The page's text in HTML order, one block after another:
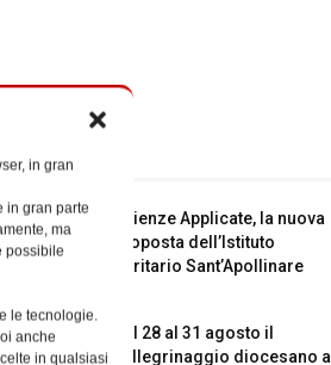
in gran
in gran parte
ma
possibile
le tecnologie.
anche
in qualsiasi
recenti
Scienze Applicate, la nuova
proposta dell’Istituto
Paritario Sant’Apollinare
Dal 28 al 31 agosto il
pellegrinaggio diocesano a